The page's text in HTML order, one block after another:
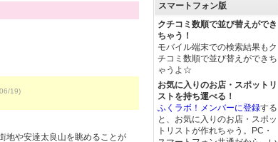
19)
地や安達太良山を眺めることが
スマートフォン版
クチコミ数順で並び替えができ
ちゃう！
モバイル端末での検索結果もク
チコミ数順で並び替えができち
ゃうよ☆
お気に入りのお店・スポットリ
ストを持ち運べる！
ふくラボ！メンバーに登録する
と、お気に入りのお店・スポッ
トリストが作れちゃう。PC・